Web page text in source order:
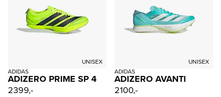
UNISEX
ADIDAS
ADIZERO PRIME SP 4
2399,-
UNISEX
ADIDAS
ADIZERO AVANTI
2100,-